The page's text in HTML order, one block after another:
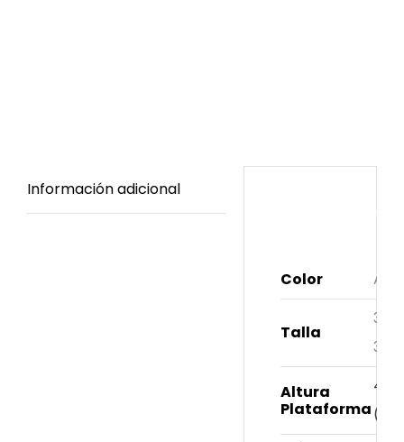
Información adicional
Información
Color
Talla
35
38
Altura
Plataforma
4